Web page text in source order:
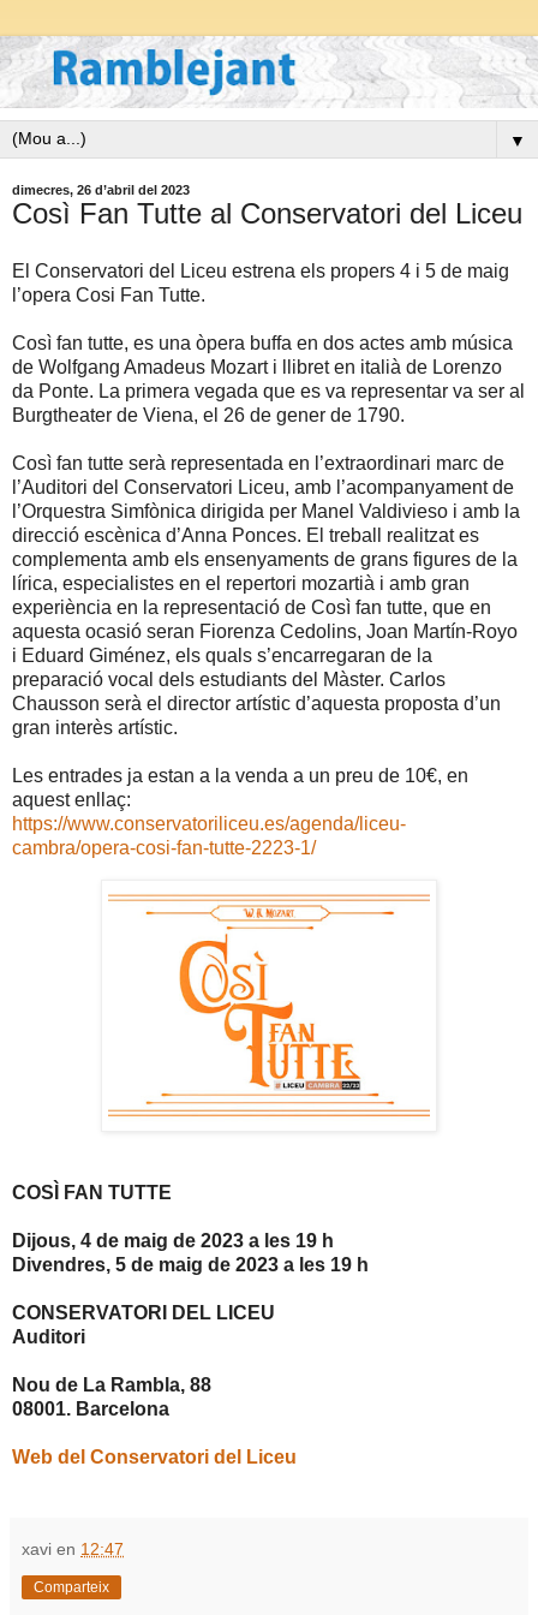
▼
dimecres, 26 d’abril del 2023
Così Fan Tutte al Conservatori del Liceu
El Conservatori del Liceu estrena els propers 4 i 5 de maig
l’opera Cosi Fan Tutte.
Così fan tutte, es una òpera buffa en dos actes amb música
de Wolfgang Amadeus Mozart i llibret en italià de Lorenzo
da Ponte. La primera vegada que es va representar va ser al
Burgtheater de Viena, el 26 de gener de 1790.
Così fan tutte serà representada en l’extraordinari marc de
l’Auditori del Conservatori Liceu, amb l’acompanyament de
l’Orquestra Simfònica dirigida per Manel Valdivieso i amb la
direcció escènica d’Anna Ponces. El treball realitzat es
complementa amb els ensenyaments de grans figures de la
lírica, especialistes en el repertori mozartià i amb gran
experiència en la representació de Così fan tutte, que en
aquesta ocasió seran Fiorenza Cedolins, Joan Martín-Royo
i Eduard Giménez, els quals s’encarregaran de la
preparació vocal dels estudiants del Màster. Carlos
Chausson serà el director artístic d’aquesta proposta d’un
gran interès artístic.
Les entrades ja estan a la venda a un preu de 10€, en
aquest enllaç:
https://www.conservatoriliceu.es/agenda/liceu-
cambra/opera-cosi-fan-tutte-2223-1/
COSÌ FAN TUTTE
Dijous, 4 de maig de 2023 a les 19 h
Divendres, 5 de maig de 2023 a les 19 h
CONSERVATORI DEL LICEU
Auditori
Nou de La Rambla, 88
08001. Barcelona
Web del Conservatori del Liceu
xavi en 12:47
Comparteix